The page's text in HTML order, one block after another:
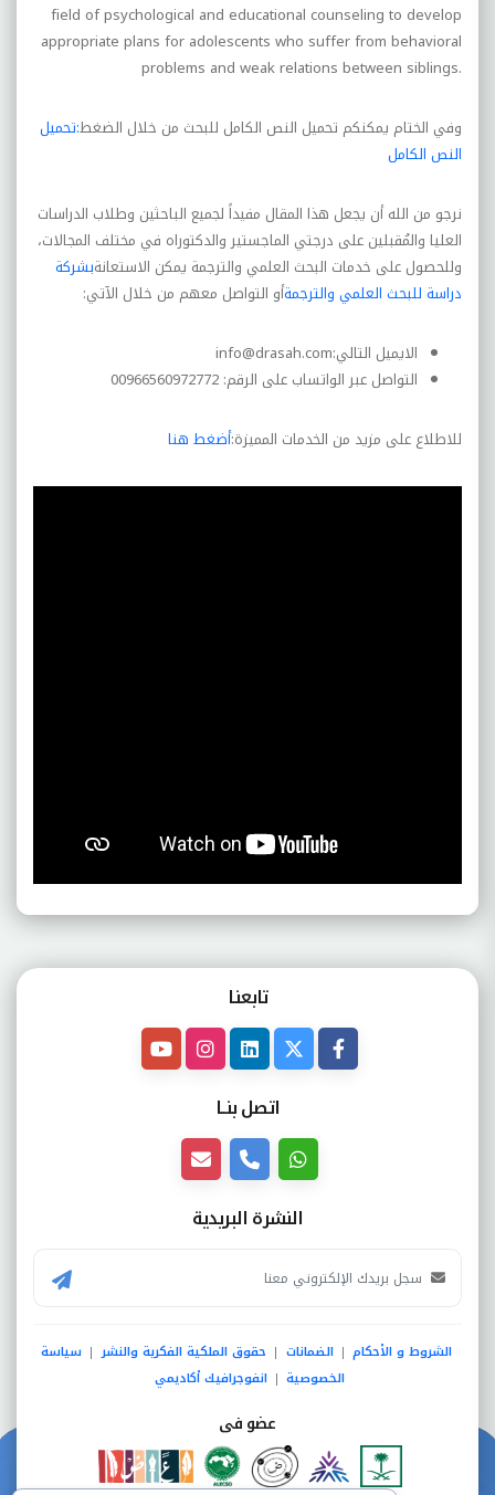
field of psychological and educational counseling to develop
appropriate plans for adolescents who suffer from behavioral
problems and weak relations between siblings.
وفي الختام يمكنكم تحميل النص الكامل للبحث من خلال الضغط:تحميل
النص الكامل
نرجو من الله أن يجعل هذا المقال مفيداً لجميع الباحثين وطلاب الدراسات
العليا والمُقبلين على درجتي الماجستير والدكتوراه في مختلف المجالات،
وللحصول على خدمات البحث العلمي والترجمة يمكن الاستعانةبشركة
دراسة للبحث العلمي والترجمةأو التواصل معهم من خلال الآتي:
الايميل التالي:info@drasah.com
التواصل عبر الواتساب على الرقم: 00966560972772
للاطلاع على مزيد من الخدمات المميزة:أضغط هنا
تابعنـا
اتصل بنــا
النشرة البريدية
الشروط و الأحكام | الضمانات | حقوق الملكية الفكرية والنشر | سياسة
الخصوصية | انفوجرافيك أكاديمي
عضو فى